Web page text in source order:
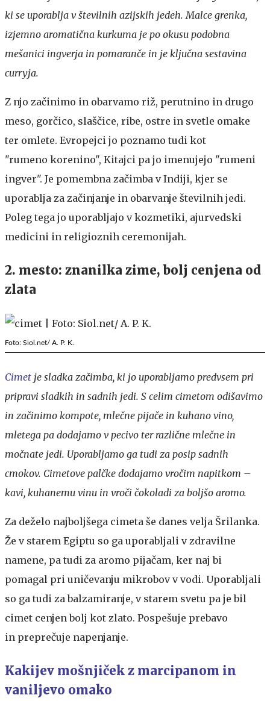
ki se uporablja v številnih azijskih jedeh. Malce grenka,
izjemno aromatična kurkuma je po okusu podobna
mešanici ingverja in pomaranče in je ključna sestavina
curryja.
Z njo začinimo in obarvamo riž, perutnino in drugo
meso, gorčico, slaščice, ribe, ostre in svetle omake
ter omlete. Evropejci jo poznamo tudi kot
"rumeno korenino", Kitajci pa jo imenujejo "rumeni
ingver". Je pomembna začimba v Indiji, kjer se
uporablja za začinjanje in obarvanje številnih jedi.
Poleg tega jo uporabljajo v kozmetiki, ajurvedski
medicini in religioznih ceremonijah.
2. mesto: znanilka zime, bolj cenjena od
zlata
Foto: Siol.net/ A. P. K.
Cimet je sladka začimba, ki jo uporabljamo predvsem pri
pripravi sladkih in sadnih jedi. S celim cimetom odišavimo
in začinimo kompote, mlečne pijače in kuhano vino,
mletega pa dodajamo v pecivo ter različne mlečne in
močnate jedi. Uporabljamo ga tudi za posip sadnih
cmokov. Cimetove palčke dodajamo vročim napitkom –
kavi, kuhanemu vinu in vroči čokoladi za boljšo aromo.
Za deželo najboljšega cimeta še danes velja Šrilanka.
Že v starem Egiptu so ga uporabljali v zdravilne
namene, pa tudi za aromo pijačam, ker naj bi
pomagal pri uničevanju mikrobov v vodi. Uporabljali
so ga tudi za balzamiranje, v starem svetu pa je bil
cimet cenjen bolj kot zlato. Pospešuje prebavo
in preprečuje napenjanje.
Kakijev mošnjiček z marcipanom in
vaniljevo omako